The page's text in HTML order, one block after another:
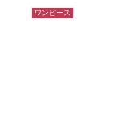
ワンピース